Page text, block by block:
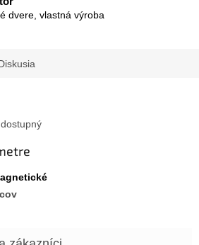
dvere, vlastná výroba